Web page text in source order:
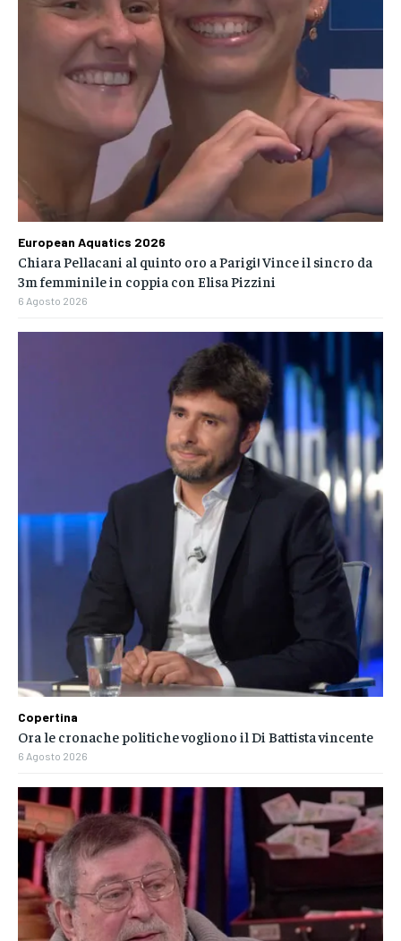
European Aquatics 2026
Chiara Pellacani al quinto oro a Parigi! Vince il sincro da
3m femminile in coppia con Elisa Pizzini
6 Agosto 2026
Copertina
Ora le cronache politiche vogliono il Di Battista vincente
6 Agosto 2026